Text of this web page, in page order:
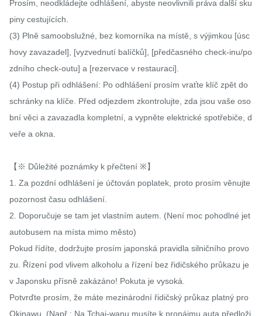
Prosím, neodkládejte odhlášení, abyste neovlivnili práva další sku
piny cestujících.
(3) Plně samoobslužné, bez komorníka na místě, s výjimkou [úsc
hovy zavazadel], [vyzvednutí balíčků], [předčasného check-inu/po
zdního check-outu] a [rezervace v restauraci].
(4) Postup při odhlášení: Po odhlášení prosím vraťte klíč zpět do
schránky na klíče. Před odjezdem zkontrolujte, zda jsou vaše oso
bní věci a zavazadla kompletní, a vypněte elektrické spotřebiče, d
veře a okna.
【※ Důležité poznámky k přečtení ※】
1. Za pozdní odhlášení je účtován poplatek, proto prosím věnujte
pozornost času odhlášení.
2. Doporučuje se tam jet vlastním autem. (Není moc pohodlné jet
autobusem na místa mimo město)
Pokud řídíte, dodržujte prosím japonská pravidla silničního provo
zu. Řízení pod vlivem alkoholu a řízení bez řidičského průkazu je
v Japonsku přísně zakázáno! Pokuta je vysoká.
Potvrďte prosím, že máte mezinárodní řidičský průkaz platný pro
Okinawu. (Např.: Na Tchaj-wanu musíte k pronájmu auta předloži